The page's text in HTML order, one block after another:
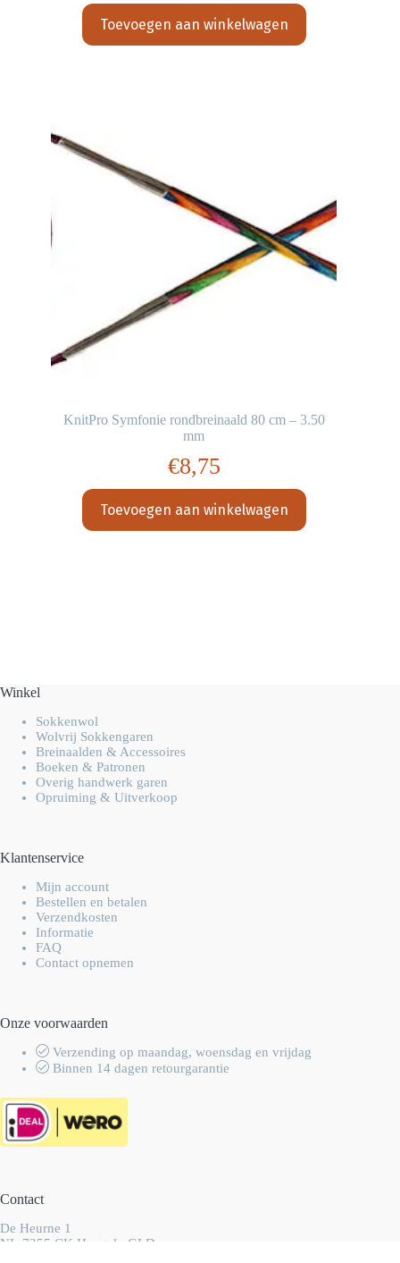
Toevoegen aan winkelwagen
KnitPro Symfonie rondbreinaald 80 cm – 3.50
mm
€8,75
Toevoegen aan winkelwagen
Winkel
Sokkenwol
Wolvrij Sokkengaren
Breinaalden & Accessoires
Boeken & Patronen
Overig handwerk garen
Opruiming & Uitverkoop
Klantenservice
Mijn account
Bestellen en betalen
Verzendkosten
Informatie
FAQ
Contact opnemen
Onze voorwaarden
Verzending op maandag, woensdag en vrijdag
Binnen 14 dagen retourgarantie
Contact
De Heurne 1
NL-7255 CK Hengelo GLD